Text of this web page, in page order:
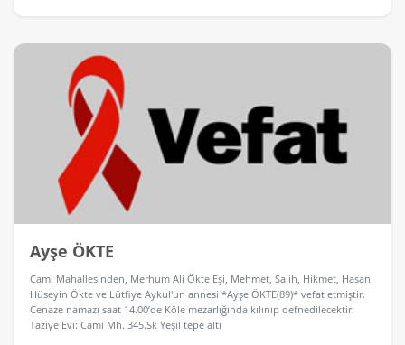
Ayşe ÖKTE
Cami Mahallesinden, Merhum Ali Ökte Eşi, Mehmet, Salih, Hikmet, Hasan
Hüseyin Ökte ve Lütfiye Aykul'un annesi *Ayşe ÖKTE(89)* vefat etmiştir.
Cenaze namazı saat 14.00’de Köle mezarlığında kılınıp defnedilecektir.
Taziye Evi: Cami Mh. 345.Sk Yeşil tepe altı